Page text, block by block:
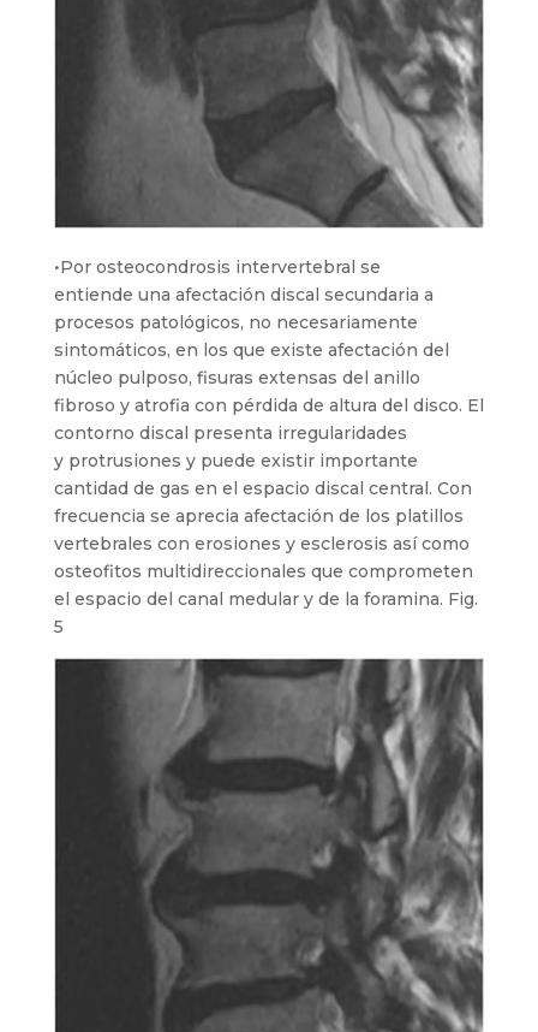
•Por osteocondrosis intervertebral se
entiende una afectación discal secundaria a
procesos patológicos, no necesariamente
sintomáticos, en los que existe afectación del
núcleo pulposo, fisuras extensas del anillo
fibroso y atrofia con pérdida de altura del disco. El
contorno discal presenta irregularidades
y protrusiones y puede existir importante
cantidad de gas en el espacio discal central. Con
frecuencia se aprecia afectación de los platillos
vertebrales con erosiones y esclerosis así como
osteofitos multidireccionales que comprometen
el espacio del canal medular y de la foramina. Fig.
5